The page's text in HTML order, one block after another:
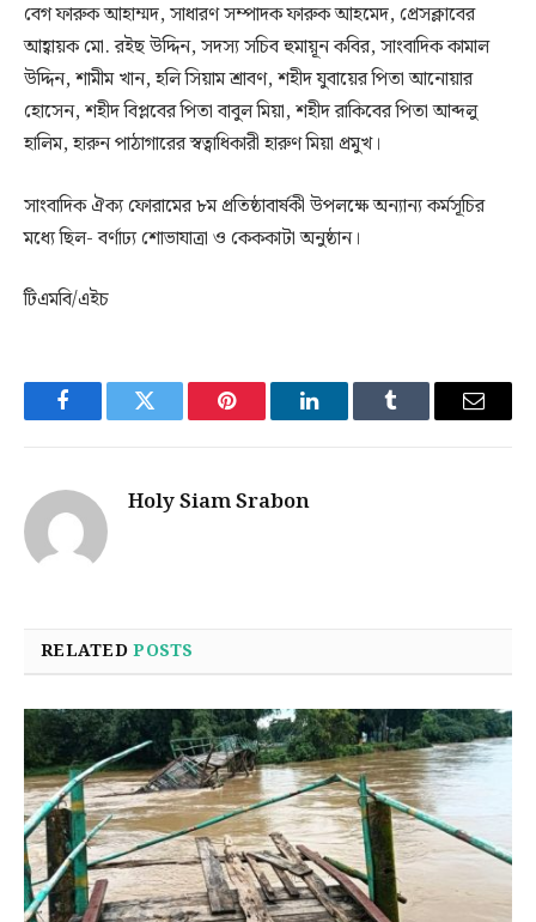
বেগ ফারুক আহাম্মদ, সাধারণ সম্পাদক ফারুক আহমেদ, প্রেসক্লাবের
আহ্বায়ক মো. রইছ উদ্দিন, সদস্য সচিব হুমায়ূন কবির, সাংবাদিক কামাল
উদ্দিন, শামীম খান, হলি সিয়াম শ্রাবণ, শহীদ যুবায়ের পিতা আনোয়ার
হোসেন, শহীদ বিপ্লবের পিতা বাবুল মিয়া, শহীদ রাকিবের পিতা আব্দলু
হালিম, হারুন পাঠাগারের স্বত্বাধিকারী হারুণ মিয়া প্রমুখ।
সাংবাদিক ঐক্য ফোরামের ৮ম প্রতিষ্ঠাবার্ষকী উপলক্ষে অন্যান্য কর্মসূচির
মধ্যে ছিল- বর্ণাঢ্য শোভাযাত্রা ও কেককাটা অনুষ্ঠান।
টিএমবি/এইচ
FacebookTwitter Pinterest LinkedInTumblr Email
Holy Siam Srabon
RELATEDPOSTS